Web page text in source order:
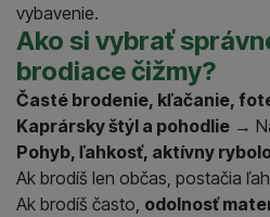
vybavenie.
Ako si vybrať
brodiace čižmy?
Časté brodenie, kľačanie,
Kaprársky štýl a pohodlie →
Pohyb, ľahkosť, aktívny
Ak brodíš len občas, postačia
Ak brodíš často, odolnosť